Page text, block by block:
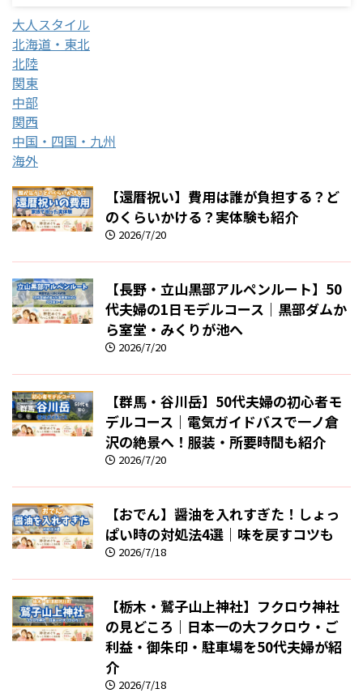
大人スタイル
北海道・東北
北陸
関東
中部
関西
中国・四国・九州
海外
【還暦祝い】費用は誰が負担する？ど
のくらいかける？実体験も紹介
2026/7/20
【長野・立山黒部アルペンルート】50
代夫婦の1日モデルコース｜黒部ダムか
ら室堂・みくりが池へ
2026/7/20
【群馬・谷川岳】50代夫婦の初心者モ
デルコース｜電気ガイドバスで一ノ倉
沢の絶景へ！服装・所要時間も紹介
2026/7/20
【おでん】醤油を入れすぎた！しょっ
ぱい時の対処法4選｜味を戻すコツも
2026/7/18
【栃木・鷲子山上神社】フクロウ神社
の見どころ｜日本一の大フクロウ・ご
利益・御朱印・駐車場を50代夫婦が紹
介
2026/7/18